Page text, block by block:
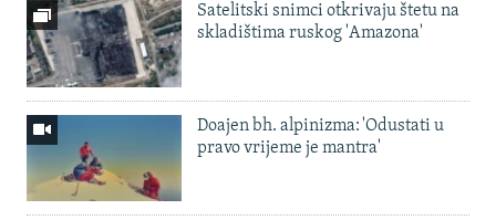
Satelitski snimci otkrivaju štetu na
skladištima ruskog 'Amazona'
Doajen bh. alpinizma: 'Odustati u
pravo vrijeme je mantra'